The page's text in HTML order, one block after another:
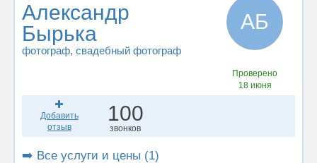
Александр
Бырька
фотограф, свадебный фотограф
АБ
Проверено
18 июня
Добавить
отзыв
100
звонков
➡️ Все услуги и цены (1)